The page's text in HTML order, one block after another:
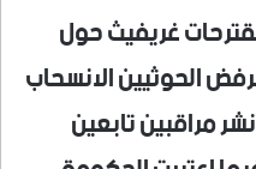
غريفيث حول
الحوثيين الانسحاب
مراقبين تابعين